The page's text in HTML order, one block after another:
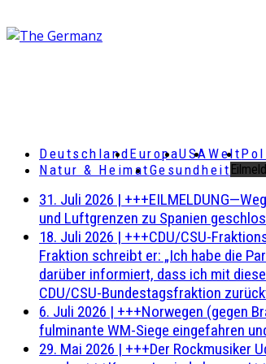
DeutschlandEuropaUSAWelt
Natur & HeimatGesundheit
31. Juli 2026 |
und Luftgrenzen zu Spanien
18. Juli 2026 | +++CDU/CSU-
Fraktion schreibt er: „Ich habe die
darüber informiert, dass ich mit
CDU/CSU-Bundestagsfraktion
6. Juli 2026 | +++Norwegen (gegen
fulminante WM-Siege eingefahren
29. Mai 2026 | +++Der Rockmusiker